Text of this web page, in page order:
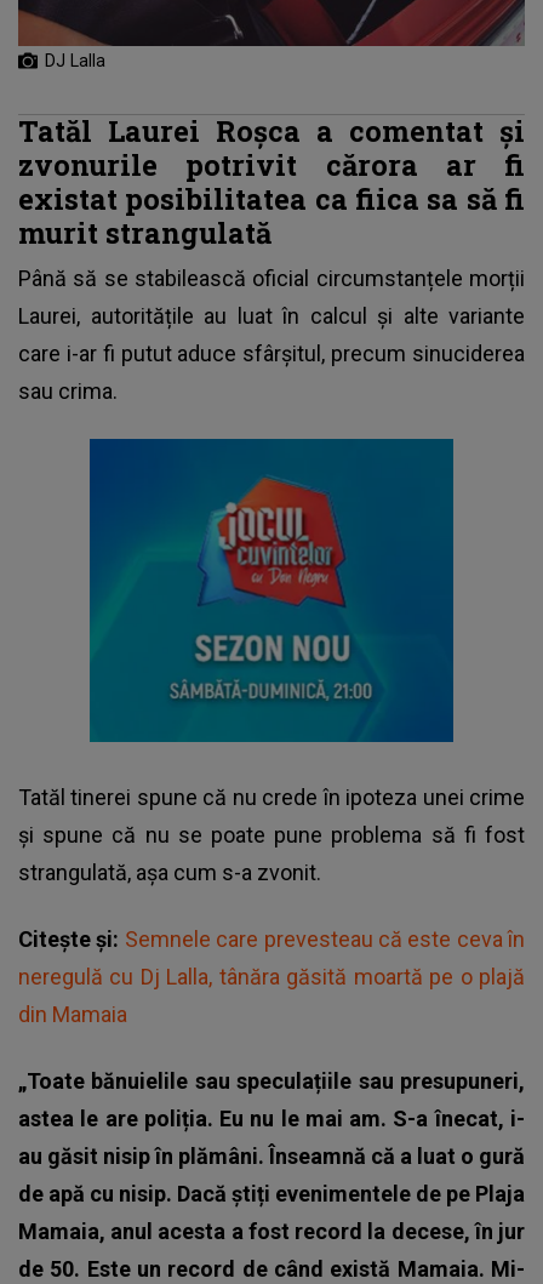
DJ Lalla
Tatăl Laurei Roșca a comentat și
zvonurile potrivit cărora ar fi
existat posibilitatea ca fiica sa să fi
murit strangulată
Până să se stabilească oficial circumstanțele morții
Laurei, autoritățile au luat în calcul și alte variante
care i-ar fi putut aduce sfârșitul, precum sinuciderea
sau crima.
Tatăl tinerei spune că nu crede în ipoteza unei crime
și spune că nu se poate pune problema să fi fost
strangulată, așa cum s-a zvonit.
Citește și: Semnele care prevesteau că este ceva în
neregulă cu Dj Lalla, tânăra găsită moartă pe o plajă
din Mamaia
„Toate bănuielile sau speculațiile sau presupuneri,
astea le are poliția. Eu nu le mai am. S-a înecat, i-
au găsit nisip în plămâni. Înseamnă că a luat o gură
de apă cu nisip. Dacă știți evenimentele de pe Plaja
Mamaia, anul acesta a fost record la decese, în jur
de 50. Este un record de când există Mamaia. Mi-